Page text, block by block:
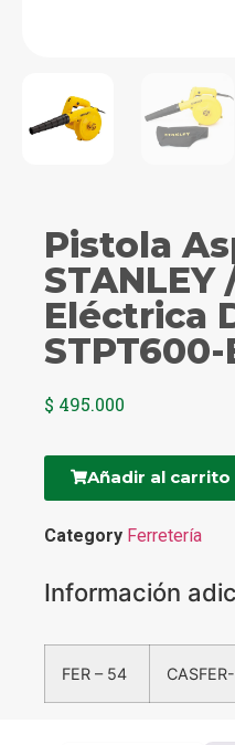
Pistola
Eléctrica
STPT600-
$ 495.000
Añadir al carrito
Category Ferretería
Información
FER – 54